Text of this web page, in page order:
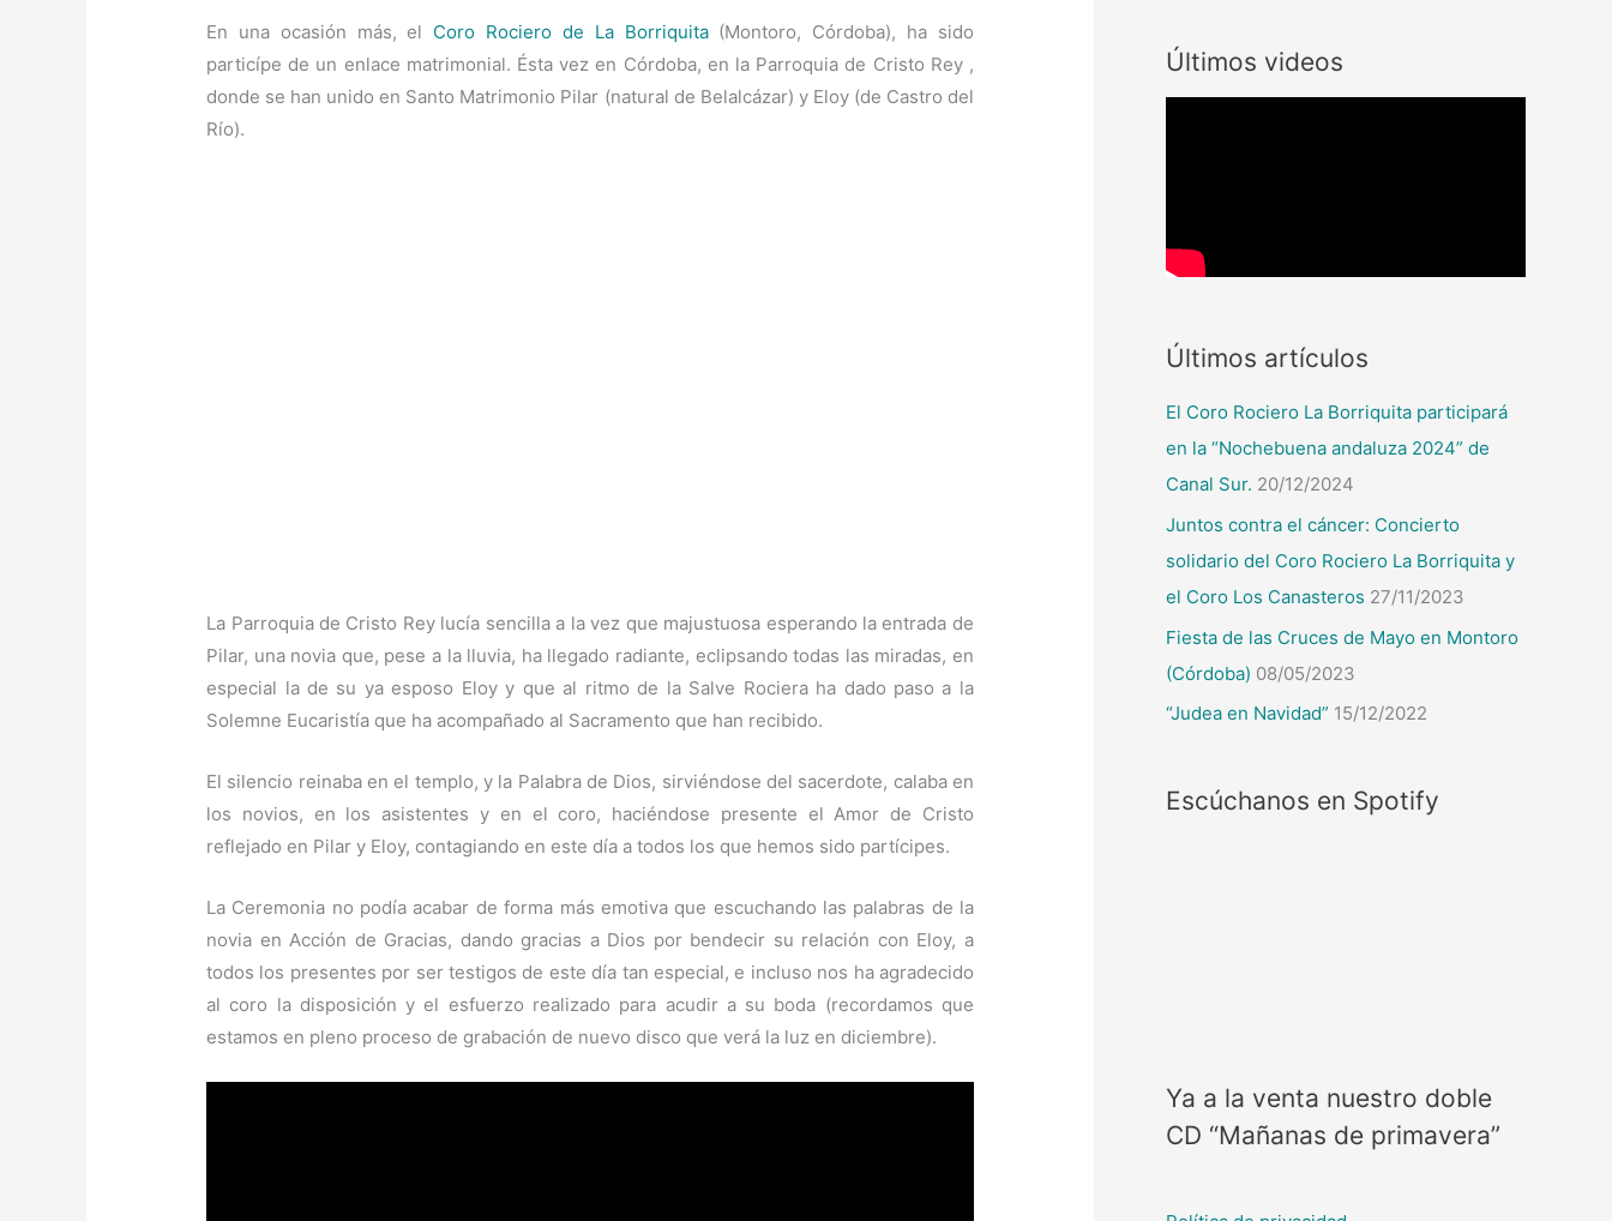
En una ocasión más, el Coro Rociero de La Borriquita(Montoro, Córdoba), ha sido
particípe de un enlace matrimonial. Ésta vez en Córdoba, en la Parroquia de Cristo Rey ,
donde se han unido en Santo Matrimonio Pilar (natural de Belalcázar) y Eloy (de Castro del
Río).
La Parroquia de Cristo Rey lucía sencilla a la vez que majustuosa esperando la entrada de
Pilar, una novia que, pese a la lluvia, ha llegado radiante, eclipsando todas las miradas, en
especial la de su ya esposo Eloy y que al ritmo de la Salve Rociera ha dado paso a la
Solemne Eucaristía que ha acompañado al Sacramento que han recibido.
El silencio reinaba en el templo, y la Palabra de Dios, sirviéndose del sacerdote, calaba en
los novios, en los asistentes y en el coro, haciéndose presente el Amor de Cristo
reflejado en Pilar y Eloy, contagiando en este día a todos los que hemos sido partícipes.
La Ceremonia no podía acabar de forma más emotiva que escuchando las palabras de la
novia en Acción de Gracias, dando gracias a Dios por bendecir su relación con Eloy, a
todos los presentes por ser testigos de este día tan especial, e incluso nos ha agradecido
al coro la disposición y el esfuerzo realizado para acudir a su boda (recordamos que
estamos en pleno proceso de grabación de nuevo disco que verá la luz en diciembre).
Últimos videos
Últimos artículos
El Coro Rociero La Borriquita participará
en la “Nochebuena andaluza 2024” de
Canal Sur. 20/12/2024
Juntos contra el cáncer: Concierto
solidario del Coro Rociero La Borriquita y
el Coro Los Canasteros 27/11/2023
Fiesta de las Cruces de Mayo en Montoro
(Córdoba) 08/05/2023
“Judea en Navidad” 15/12/2022
Escúchanos en Spotify
Ya a la venta nuestro doble
CD “Mañanas de primavera”